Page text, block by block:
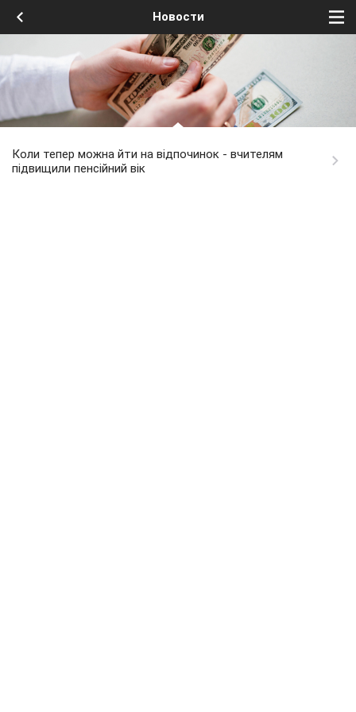
Новости
Коли тепер можна йти на відпочинок - вчителям
підвищили пенсійний вік